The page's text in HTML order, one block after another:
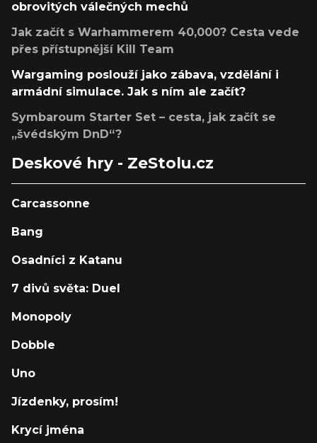
obrovitých válečných mechů
Jak začít s Warhammerem 40,000? Cesta vede
přes přístupnější Kill Team
Wargaming poslouží jako zábava, vzdělání i
armádní simulace. Jak s ním ale začít?
Symbaroum Starter Set – cesta, jak začít se
„švédským DnD“?
Deskové hry - ZeStolu.cz
Carcassonne
Bang
Osadníci z Katanu
7 divů světa: Duel
Monopoly
Dobble
Uno
Jízdenky, prosím!
Krycí jména